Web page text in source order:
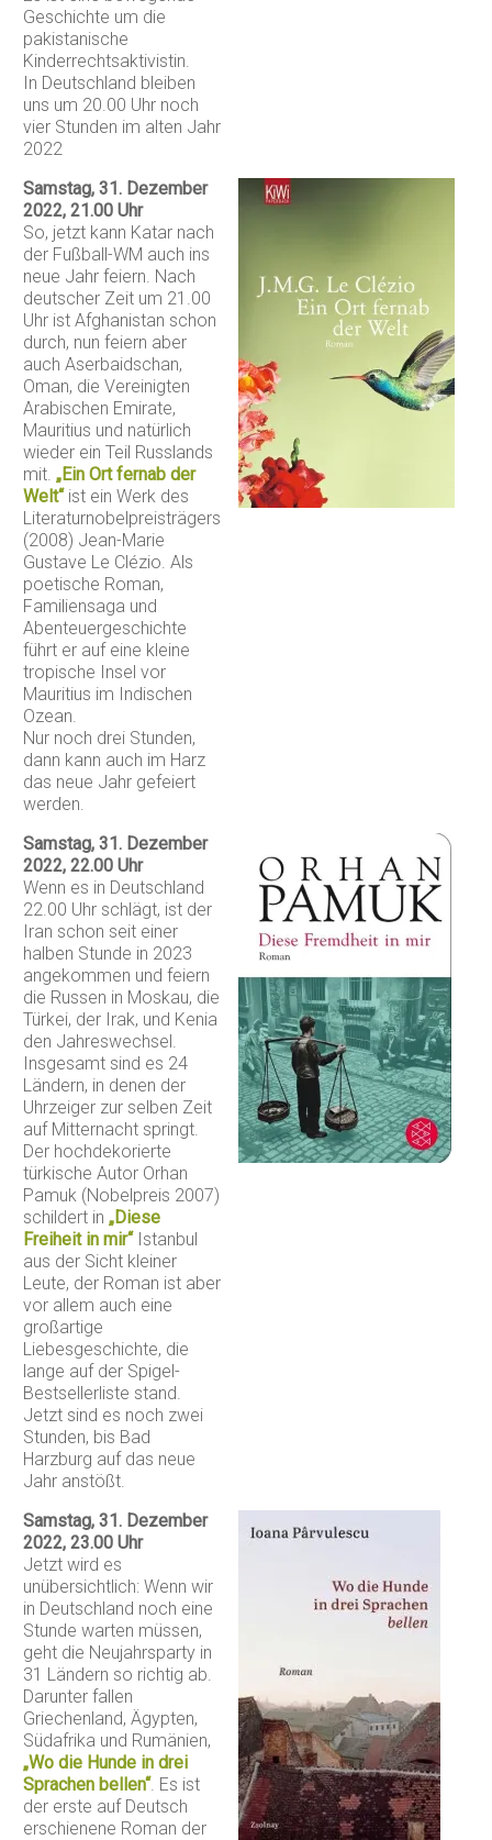
Geschichte um die
pakistanische
Kinderrechtsaktivistin.
In Deutschland bleiben
uns um 20.00 Uhr noch
vier Stunden im alten Jahr
2022
Samstag, 31. Dezember
2022, 21.00 Uhr
So, jetzt kann Katar nach
der Fußball-WM auch ins
neue Jahr feiern. Nach
deutscher Zeit um 21.00
Uhr ist Afghanistan schon
durch, nun feiern aber
auch Aserbaidschan,
Oman, die Vereinigten
Arabischen Emirate,
Mauritius und natürlich
wieder ein Teil Russlands
mit. „Ein Ort fernab der
Welt“ ist ein Werk des
Literaturnobelpreisträgers
(2008) Jean-Marie
Gustave Le Clézio. Als
poetische Roman,
Familiensaga und
Abenteuergeschichte
führt er auf eine kleine
tropische Insel vor
Mauritius im Indischen
Ozean.
Nur noch drei Stunden,
dann kann auch im Harz
das neue Jahr gefeiert
werden.
Samstag, 31. Dezember
2022, 22.00 Uhr
Wenn es in Deutschland
22.00 Uhr schlägt, ist der
Iran schon seit einer
halben Stunde in 2023
angekommen und feiern
die Russen in Moskau, die
Türkei, der Irak, und Kenia
den Jahreswechsel.
Insgesamt sind es 24
Ländern, in denen der
Uhrzeiger zur selben Zeit
auf Mitternacht springt.
Der hochdekorierte
türkische Autor Orhan
Pamuk (Nobelpreis 2007)
schildert in„Diese
Freiheit in mir“ Istanbul
aus der Sicht kleiner
Leute, der Roman ist aber
vor allem auch eine
großartige
Liebesgeschichte, die
lange auf der Spigel-
Bestsellerliste stand.
Jetzt sind es noch zwei
Stunden, bis Bad
Harzburg auf das neue
Jahr anstößt.
Samstag, 31. Dezember
2022, 23.00 Uhr
Jetzt wird es
unübersichtlich: Wenn wir
in Deutschland noch eine
Stunde warten müssen,
geht die Neujahrsparty in
31 Ländern so richtig ab.
Darunter fallen
Griechenland, Ägypten,
Südafrika und Rumänien,
„Wo die Hunde in drei
Sprachen bellen“. Es ist
der erste auf Deutsch
erschienene Roman der